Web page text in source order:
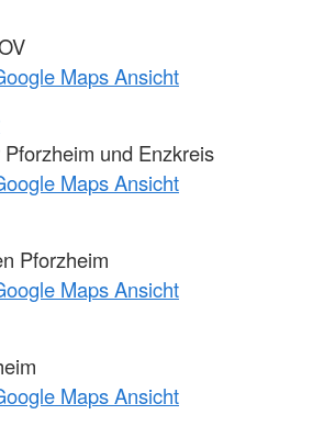
Maps Ansicht
und Enzkreis
Maps Ansicht
Pforzheim
Maps Ansicht
Maps Ansicht